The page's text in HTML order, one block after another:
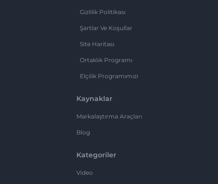
Gizlilik Politikası
Şartlar Ve Koşullar
Site Haritası
Ortaklık Programı
Elçilik Programımızı
Kaynaklar
Markalaştırma Araçları
Blog
Kategoriler
Video